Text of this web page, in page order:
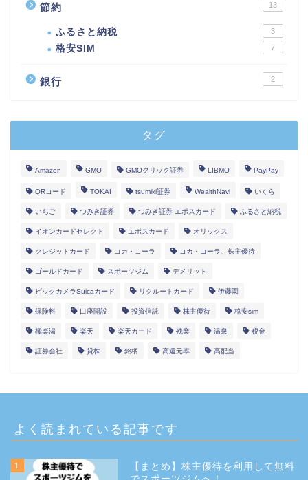
節約 13
ふるさと納税 3
格安SIM 7
銀行 2
タグ
Amazon GMO GMOクリック証券 LIBMO PayPay
QRコード TOKAI tsumiki証券 WealthNavi いくら
いちご つみき証券 つみき証券 エポスカード ふるさと納税
イオンカードセレクト エポスカード オリックス
クレジットカード コカ・コーラ コカ・コーラ、株主優待
ゴールドカード スポーツジム デメリット
ビックカメラSuicaカード リクルートカード 伊藤園
保険料 口座開設 投資信託 株主優待 格安sim
極楽湯 楽天 楽天カード 残業 温泉 税金
証券会社 貸株 銘柄 高還元率 高配当
よく読まれている記事です
1
【まとめ】株主優待を利用して無料